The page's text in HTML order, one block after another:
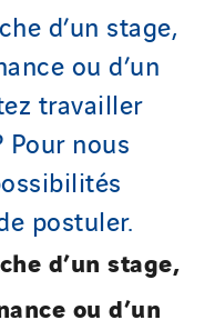
d’un stage,
ou d’un
travailler
Pour nous
postuler.
d’un stage,
ou d’un